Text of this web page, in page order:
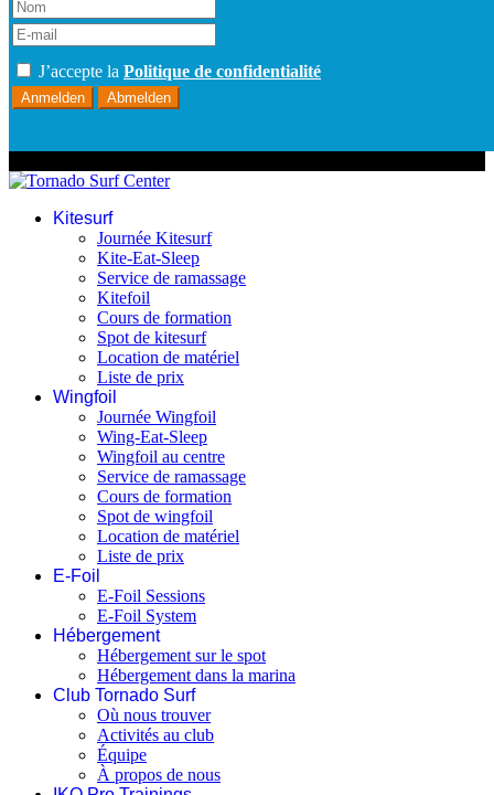
J’accepte la Politique de confidentialité
Anmelden Abmelden
Kitesurf
Journée Kitesurf
Kite-Eat-Sleep
Service de ramassage
Kitefoil
Cours de formation
Spot de kitesurf
Location de matériel
Liste de prix
Wingfoil
Journée Wingfoil
Wing-Eat-Sleep
Wingfoil au centre
Service de ramassage
Cours de formation
Spot de wingfoil
Location de matériel
Liste de prix
E-Foil
E-Foil Sessions
E-Foil System
Hébergement
Hébergement sur le spot
Hébergement dans la marina
Club Tornado Surf
Où nous trouver
Activités au club
Équipe
À propos de nous